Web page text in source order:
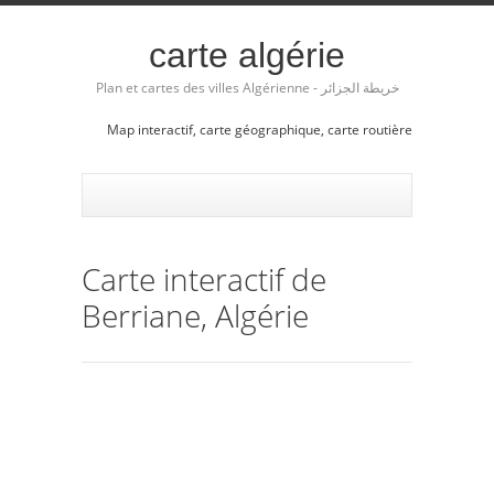
carte algérie
Plan et cartes des villes Algérienne - خريطة الجزائر
Map interactif, carte géographique, carte routière
Carte interactif de
Berriane, Algérie